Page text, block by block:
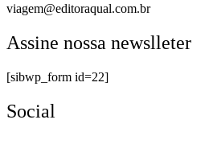
viagem@editoraqual.com.br
Assine nossa newslleter
[sibwp_form id=22]
Social